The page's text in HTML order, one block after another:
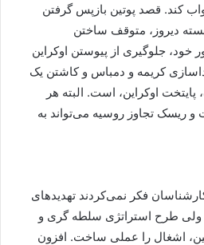
کند. قصد پوتین بازپس گرفتن
دیروز، متوقف ساختن
جلوگیری از پیوستن اوکراین
کریمه و دمباس و کاشتن یک
اوکراین، است. البته هر
ریسک تجاوز روسیه می‌تواند به
فکر نمی‌کردند تهدیدهای
ولی طرح استراتژی سلطه گری و
اشغال را عملی ساخت. افزون